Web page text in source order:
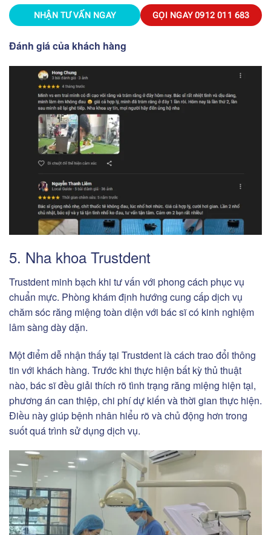
NHẬN TƯ VẤN NGAY GỌI NGAY0912 011 683
Đánh giá của khách hàng
5. Nha khoa Trustdent
Trustdent minh bạch khi tư vấn với phong cách phục vụ
chuẩn mực. Phòng khám định hướng cung cấp dịch vụ
chăm sóc răng miệng toàn diện với bác sĩ có kinh nghiệm
lâm sàng dày dặn.
Một điểm dễ nhận thấy tại Trustdent là cách trao đổi thông
tin với khách hàng. Trước khi thực hiện bất kỳ thủ thuật
nào, bác sĩ đều giải thích rõ tình trạng răng miệng hiện tại,
phương án can thiệp, chi phí dự kiến và thời gian thực hiện.
Điều này giúp bệnh nhân hiểu rõ và chủ động hơn trong
suốt quá trình sử dụng dịch vụ.